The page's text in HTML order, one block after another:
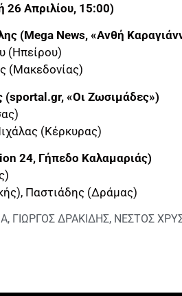
26 Απριλίου, 15:00)
(Mega News, «Ανθή
(Ηπείρου)
(Μακεδονίας)
(sportal.gr, «Οι Ζωσιμάδες»)
(Κέρκυρας)
24, Γήπεδο Καλαμαριάς)
Παστιάδης (Δράμας)
, ΓΙΩΡΓΟΣ ΔΡΑΚΙΔΗΣ, ΝΕΣΤΟΣ